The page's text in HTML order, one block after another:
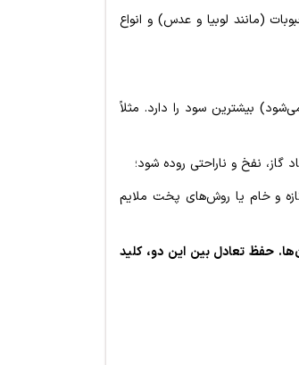
(مانند لوبیا و عدس) و انواع
بیشترین سود را دارد. مثلاً
گاز، نفخ و ناراحتی روده شود؛
و خام یا روش‌های پخت ملایم
حفظ تعادل بین این دو، کلید